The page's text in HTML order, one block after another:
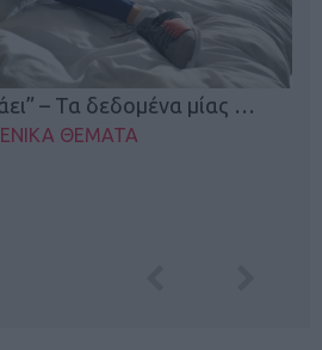
– Τα δεδομένα μίας …
ΘΕΜΑΤΑ